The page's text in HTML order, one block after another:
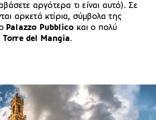
αργότερα τι είναι αυτό). Σε
αρκετά κτίρια, σύμβολα της
Palazzo Pubblico και ο πολύ
Torre del Mangia.